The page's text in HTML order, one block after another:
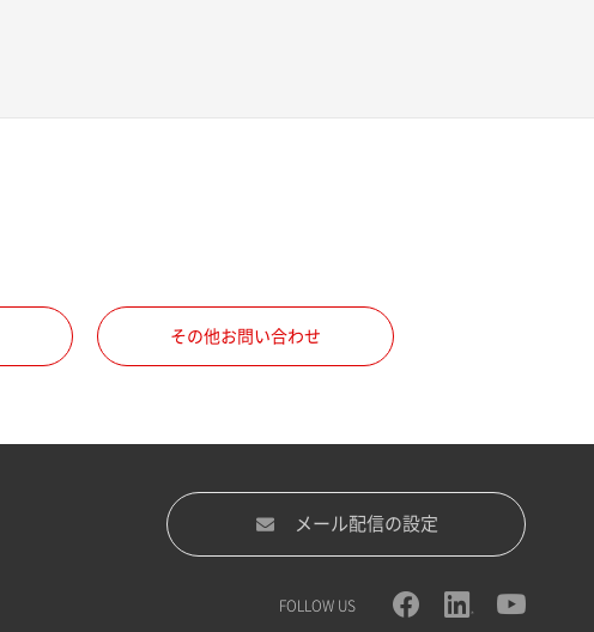
その他お問い合わせ
メール配信の設定
FOLLOW US